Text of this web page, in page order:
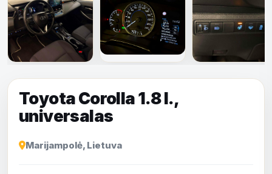
Rodyti visas
nuotraukas
Toyota Corolla 1.8 l.,
universalas
Marijampolė, Lietuva